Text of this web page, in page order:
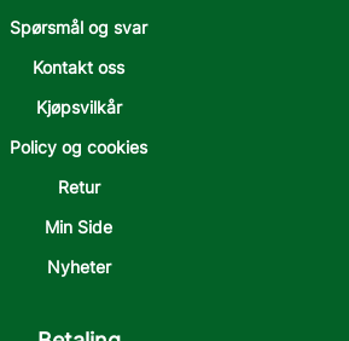
Spørsmål og svar
Kontakt oss
Kjøpsvilkår
Policy og cookies
Retur
Min Side
Nyheter